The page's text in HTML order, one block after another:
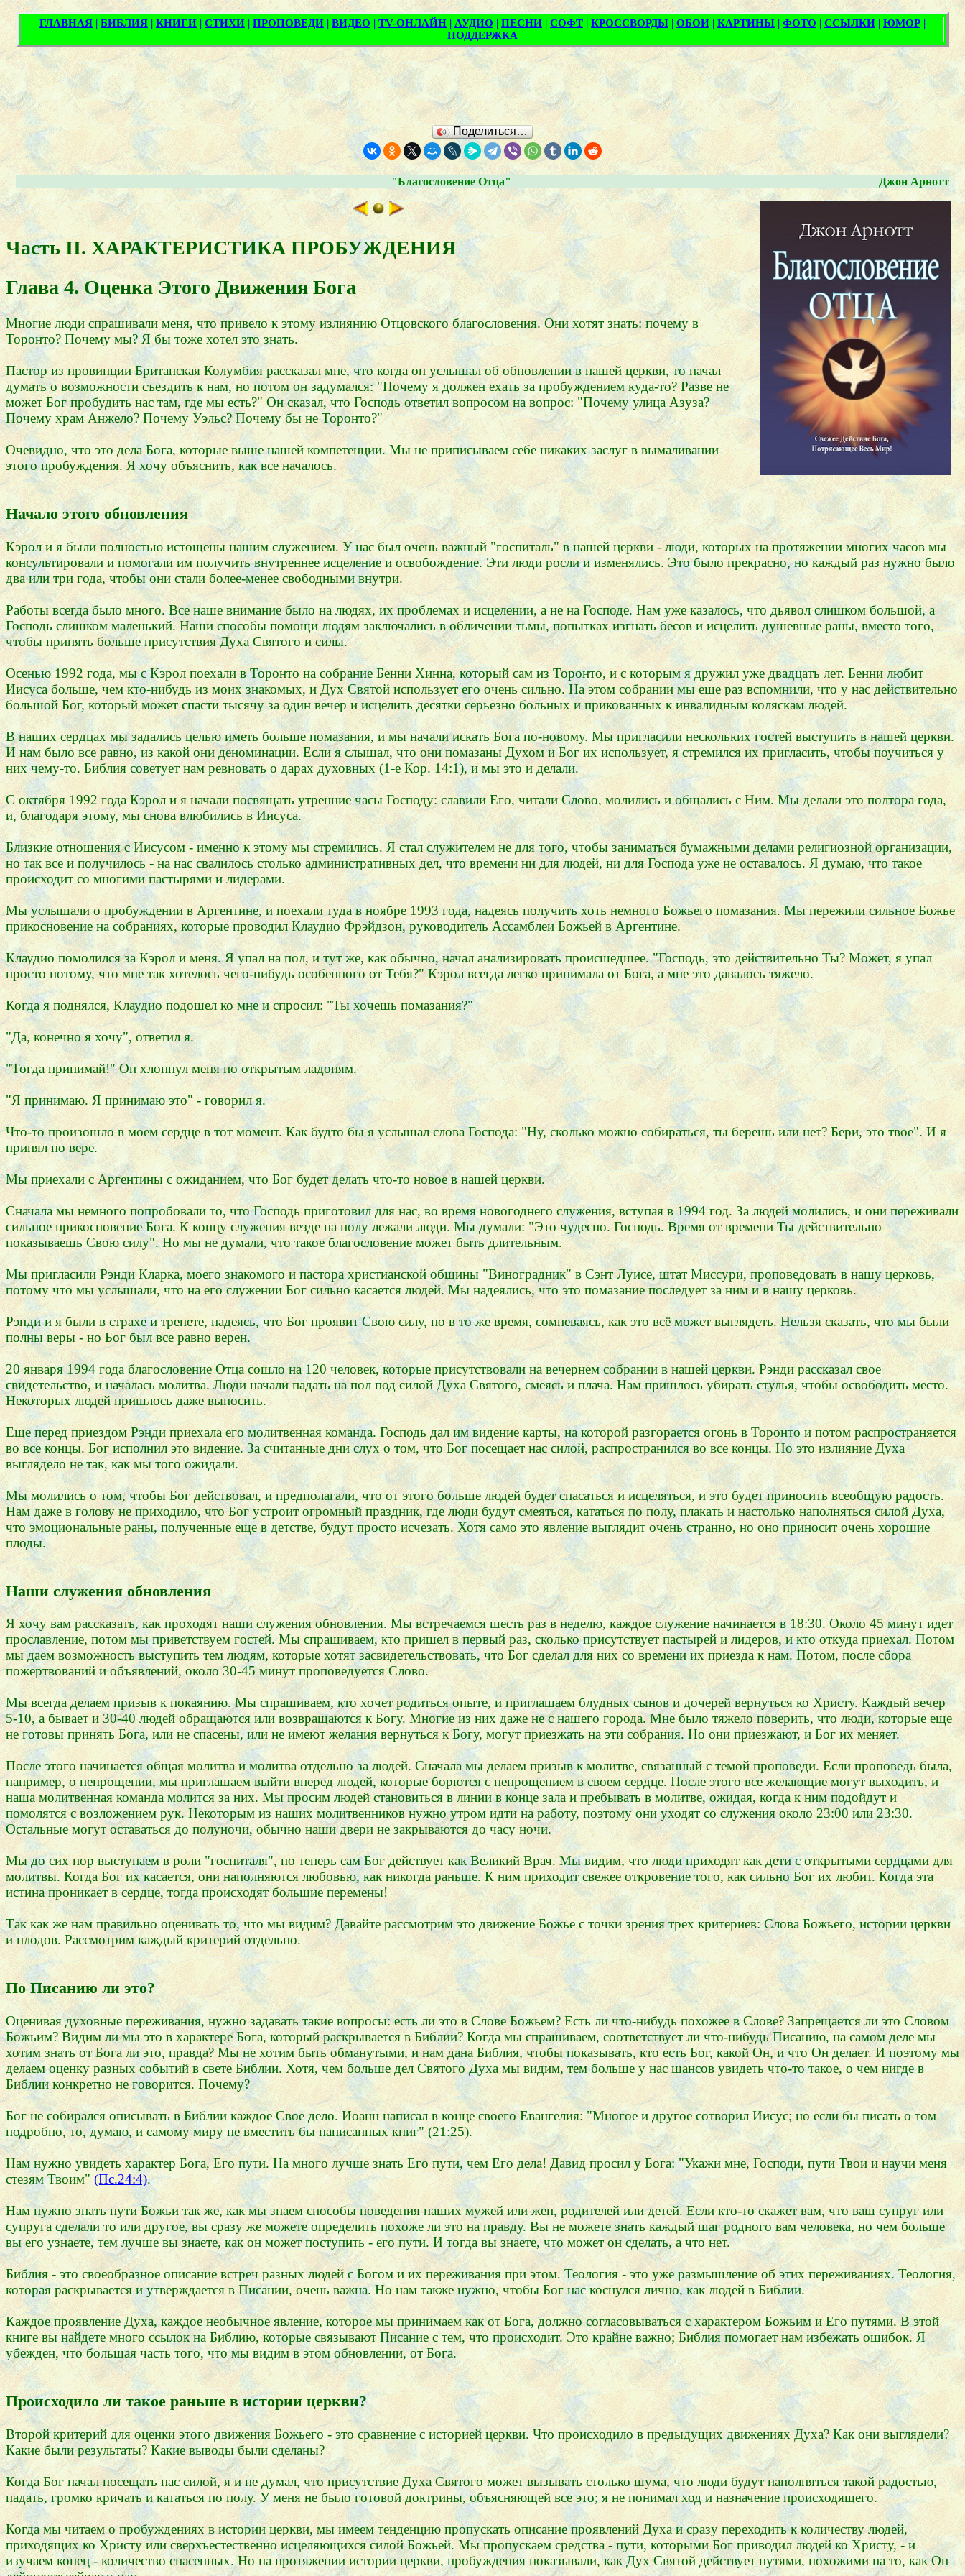
Поделиться…
"Благословение Отца" Джон Арнотт
Часть II. ХАРАКТЕРИСТИКА ПРОБУЖДЕНИЯ
Глава 4. Оценка Этого Движения Бога
Многие люди спрашивали меня, что привело к этому излиянию Отцовского благословения. Они хотят знать: почему в
Торонто? Почему мы? Я бы тоже хотел это знать.
Пастор из провинции Британская Колумбия рассказал мне, что когда он услышал об обновлении в нашей церкви, то начал
думать о возможности съездить к нам, но потом он задумался: "Почему я должен ехать за пробуждением куда-то? Разве не
может Бог пробудить нас там, где мы есть?" Он сказал, что Господь ответил вопросом на вопрос: "Почему улица Азуза?
Почему храм Анжело? Почему Уэльс? Почему бы не Торонто?"
Очевидно, что это дела Бога, которые выше нашей компетенции. Мы не приписываем себе никаких заслуг в вымаливании
этого пробуждения. Я хочу объяснить, как все началось.
Начало этого обновления
Кэрол и я были полностью истощены нашим служением. У нас был очень важный "госпиталь" в нашей церкви - люди, которых на протяжении многих часов мы
консультировали и помогали им получить внутреннее исцеление и освобождение. Эти люди росли и изменялись. Это было прекрасно, но каждый раз нужно было
два или три года, чтобы они стали более-менее свободными внутри.
Работы всегда было много. Все наше внимание было на людях, их проблемах и исцелении, а не на Господе. Нам уже казалось, что дьявол слишком большой, а
Господь слишком маленький. Наши способы помощи людям заключались в обличении тьмы, попытках изгнать бесов и исцелить душевные раны, вместо того,
чтобы принять больше присутствия Духа Святого и силы.
Осенью 1992 года, мы с Кэрол поехали в Торонто на собрание Бенни Хинна, который сам из Торонто, и с которым я дружил уже двадцать лет. Бенни любит
Иисуса больше, чем кто-нибудь из моих знакомых, и Дух Святой использует его очень сильно. На этом собрании мы еще раз вспомнили, что у нас действительно
большой Бог, который может спасти тысячу за один вечер и исцелить десятки серьезно больных и прикованных к инвалидным коляскам людей.
В наших сердцах мы задались целью иметь больше помазания, и мы начали искать Бога по-новому. Мы пригласили нескольких гостей выступить в нашей церкви.
И нам было все равно, из какой они деноминации. Если я слышал, что они помазаны Духом и Бог их использует, я стремился их пригласить, чтобы поучиться у
них чему-то. Библия советует нам ревновать о дарах духовных (1-е Кор. 14:1), и мы это и делали.
С октября 1992 года Кэрол и я начали посвящать утренние часы Господу: славили Его, читали Слово, молились и общались с Ним. Мы делали это полтора года,
и, благодаря этому, мы снова влюбились в Иисуса.
Близкие отношения с Иисусом - именно к этому мы стремились. Я стал служителем не для того, чтобы заниматься бумажными делами религиозной организации,
но так все и получилось - на нас свалилось столько административных дел, что времени ни для людей, ни для Господа уже не оставалось. Я думаю, что такое
происходит со многими пастырями и лидерами.
Мы услышали о пробуждении в Аргентине, и поехали туда в ноябре 1993 года, надеясь получить хоть немного Божьего помазания. Мы пережили сильное Божье
прикосновение на собраниях, которые проводил Клаудио Фрэйдзон, руководитель Ассамблеи Божьей в Аргентине.
Клаудио помолился за Кэрол и меня. Я упал на пол, и тут же, как обычно, начал анализировать происшедшее. "Господь, это действительно Ты? Может, я упал
просто потому, что мне так хотелось чего-нибудь особенного от Тебя?" Кэрол всегда легко принимала от Бога, а мне это давалось тяжело.
Когда я поднялся, Клаудио подошел ко мне и спросил: "Ты хочешь помазания?"
"Да, конечно я хочу", ответил я.
"Тогда принимай!" Он хлопнул меня по открытым ладоням.
"Я принимаю. Я принимаю это" - говорил я.
Что-то произошло в моем сердце в тот момент. Как будто бы я услышал слова Господа: "Ну, сколько можно собираться, ты берешь или нет? Бери, это твое". И я
принял по вере.
Мы приехали с Аргентины с ожиданием, что Бог будет делать что-то новое в нашей церкви.
Сначала мы немного попробовали то, что Господь приготовил для нас, во время новогоднего служения, вступая в 1994 год. За людей молились, и они переживали
сильное прикосновение Бога. К концу служения везде на полу лежали люди. Мы думали: "Это чудесно. Господь. Время от времени Ты действительно
показываешь Свою силу". Но мы не думали, что такое благословение может быть длительным.
Мы пригласили Рэнди Кларка, моего знакомого и пастора христианской общины "Виноградник" в Сэнт Луисе, штат Миссури, проповедовать в нашу церковь,
потому что мы услышали, что на его служении Бог сильно касается людей. Мы надеялись, что это помазание последует за ним и в нашу церковь.
Рэнди и я были в страхе и трепете, надеясь, что Бог проявит Свою силу, но в то же время, сомневаясь, как это всё может выглядеть. Нельзя сказать, что мы были
полны веры - но Бог был все равно верен.
20 января 1994 года благословение Отца сошло на 120 человек, которые присутствовали на вечернем собрании в нашей церкви. Рэнди рассказал свое
свидетельство, и началась молитва. Люди начали падать на пол под силой Духа Святого, смеясь и плача. Нам пришлось убирать стулья, чтобы освободить место.
Некоторых людей пришлось даже выносить.
Еще перед приездом Рэнди приехала его молитвенная команда. Господь дал им видение карты, на которой разгорается огонь в Торонто и потом распространяется
во все концы. Бог исполнил это видение. За считанные дни слух о том, что Бог посещает нас силой, распространился во все концы. Но это излияние Духа
выглядело не так, как мы того ожидали.
Мы молились о том, чтобы Бог действовал, и предполагали, что от этого больше людей будет спасаться и исцеляться, и это будет приносить всеобщую радость.
Нам даже в голову не приходило, что Бог устроит огромный праздник, где люди будут смеяться, кататься по полу, плакать и настолько наполняться силой Духа,
что эмоциональные раны, полученные еще в детстве, будут просто исчезать. Хотя само это явление выглядит очень странно, но оно приносит очень хорошие
плоды.
Наши служения обновления
Я хочу вам рассказать, как проходят наши служения обновления. Мы встречаемся шесть раз в неделю, каждое служение начинается в 18:30. Около 45 минут идет
прославление, потом мы приветствуем гостей. Мы спрашиваем, кто пришел в первый раз, сколько присутствует пастырей и лидеров, и кто откуда приехал. Потом
мы даем возможность выступить тем людям, которые хотят засвидетельствовать, что Бог сделал для них со времени их приезда к нам. Потом, после сбора
пожертвований и объявлений, около 30-45 минут проповедуется Слово.
Мы всегда делаем призыв к покаянию. Мы спрашиваем, кто хочет родиться опыте, и приглашаем блудных сынов и дочерей вернуться ко Христу. Каждый вечер
5-10, а бывает и 30-40 людей обращаются или возвращаются к Богу. Многие из них даже не с нашего города. Мне было тяжело поверить, что люди, которые еще
не готовы принять Бога, или не спасены, или не имеют желания вернуться к Богу, могут приезжать на эти собрания. Но они приезжают, и Бог их меняет.
После этого начинается общая молитва и молитва отдельно за людей. Сначала мы делаем призыв к молитве, связанный с темой проповеди. Если проповедь была,
например, о непрощении, мы приглашаем выйти вперед людей, которые борются с непрощением в своем сердце. После этого все желающие могут выходить, и
наша молитвенная команда молится за них. Мы просим людей становиться в линии в конце зала и пребывать в молитве, ожидая, когда к ним подойдут и
помолятся с возложением рук. Некоторым из наших молитвенников нужно утром идти на работу, поэтому они уходят со служения около 23:00 или 23:30.
Остальные могут оставаться до полуночи, обычно наши двери не закрываются до часу ночи.
Мы до сих пор выступаем в роли "госпиталя", но теперь сам Бог действует как Великий Врач. Мы видим, что люди приходят как дети с открытыми сердцами для
молитвы. Когда Бог их касается, они наполняются любовью, как никогда раньше. К ним приходит свежее откровение того, как сильно Бог их любит. Когда эта
истина проникает в сердце, тогда происходят большие перемены!
Так как же нам правильно оценивать то, что мы видим? Давайте рассмотрим это движение Божье с точки зрения трех критериев: Слова Божьего, истории церкви
и плодов. Рассмотрим каждый критерий отдельно.
По Писанию ли это?
Оценивая духовные переживания, нужно задавать такие вопросы: есть ли это в Слове Божьем? Есть ли что-нибудь похожее в Слове? Запрещается ли это Словом
Божьим? Видим ли мы это в характере Бога, который раскрывается в Библии? Когда мы спрашиваем, соответствует ли что-нибудь Писанию, на самом деле мы
хотим знать от Бога ли это, правда? Мы не хотим быть обманутыми, и нам дана Библия, чтобы показывать, кто есть Бог, какой Он, и что Он делает. И поэтому мы
делаем оценку разных событий в свете Библии. Хотя, чем больше дел Святого Духа мы видим, тем больше у нас шансов увидеть что-то такое, о чем нигде в
Библии конкретно не говорится. Почему?
Бог не собирался описывать в Библии каждое Свое дело. Иоанн написал в конце своего Евангелия: "Многое и другое сотворил Иисус; но если бы писать о том
подробно, то, думаю, и самому миру не вместить бы написанных книг" (21:25).
Нам нужно увидеть характер Бога, Его пути. На много лучше знать Его пути, чем Его дела! Давид просил у Бога: "Укажи мне, Господи, пути Твои и научи меня
стезям Твоим" (Пс.24:4).
Нам нужно знать пути Божьи так же, как мы знаем способы поведения наших мужей или жен, родителей или детей. Если кто-то скажет вам, что ваш супруг или
супруга сделали то или другое, вы сразу же можете определить похоже ли это на правду. Вы не можете знать каждый шаг родного вам человека, но чем больше
вы его узнаете, тем лучше вы знаете, как он может поступить - его пути. И тогда вы знаете, что может он сделать, а что нет.
Библия - это своеобразное описание встреч разных людей с Богом и их переживания при этом. Теология - это уже размышление об этих переживаниях. Теология,
которая раскрывается и утверждается в Писании, очень важна. Но нам также нужно, чтобы Бог нас коснулся лично, как людей в Библии.
Каждое проявление Духа, каждое необычное явление, которое мы принимаем как от Бога, должно согласовываться с характером Божьим и Его путями. В этой
книге вы найдете много ссылок на Библию, которые связывают Писание с тем, что происходит. Это крайне важно; Библия помогает нам избежать ошибок. Я
убежден, что большая часть того, что мы видим в этом обновлении, от Бога.
Происходило ли такое раньше в истории церкви?
Второй критерий для оценки этого движения Божьего - это сравнение с историей церкви. Что происходило в предыдущих движениях Духа? Как они выглядели?
Какие были результаты? Какие выводы были сделаны?
Когда Бог начал посещать нас силой, я и не думал, что присутствие Духа Святого может вызывать столько шума, что люди будут наполняться такой радостью,
падать, громко кричать и кататься по полу. У меня не было готовой доктрины, объясняющей все это; я не понимал ход и назначение происходящего.
Когда мы читаем о пробуждениях в истории церкви, мы имеем тенденцию пропускать описание проявлений Духа и сразу переходить к количеству людей,
приходящих ко Христу или сверхъестественно исцеляющихся силой Божьей. Мы пропускаем средства - пути, которыми Бог приводил людей ко Христу, - и
изучаем конец - количество спасенных. Но на протяжении истории церкви, пробуждения показывали, как Дух Святой действует путями, похожими на то, как Он